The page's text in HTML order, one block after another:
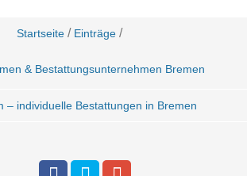
Startseite / Einträge /
& Bestattungsunternehmen Bremen
– individuelle Bestattungen in Bremen